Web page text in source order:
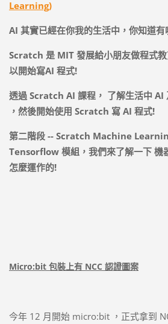
Learning)
AI 其實已經在你我的生活中，你知道有
Scratch 是MIT 發展給小朋友做程式
以開始寫AI 程式!
透過Scratch AI 課程， 了解生活中 AI
，然後開始使用 Scratch 寫AI 程式!
第二階段-- Scratch Machine
Tensorflow 模組，我們來了解一下 機
怎麼運作的!
Micro:bit 包裝上有 NCC 認證圖案
今年 12 月開始 micro:bit ，正式拿到